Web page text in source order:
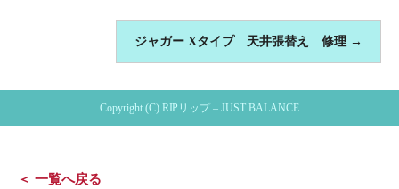
ジャガー Xタイプ 天井張替え 修理 →
Copyright (C) RIPリップ – JUST BALANCE
＜ 一覧へ戻る